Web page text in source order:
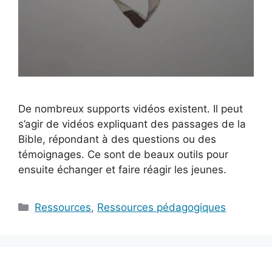
De nombreux supports vidéos existent. Il peut
s’agir de vidéos expliquant des passages de la
Bible, répondant à des questions ou des
témoignages. Ce sont de beaux outils pour
ensuite échanger et faire réagir les jeunes.
Catégories
Ressources, Ressources pédagogiques